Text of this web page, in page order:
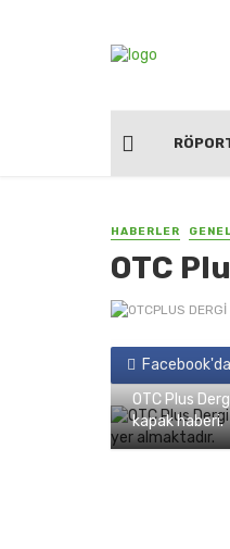
HABERLER GENEL
OTC
OTC Plus
kapak haberi.